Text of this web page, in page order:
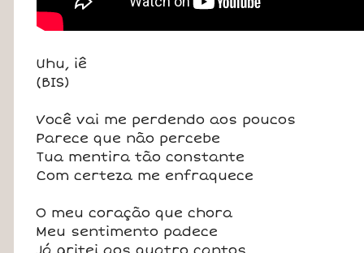
Uhu, iê
(BIS)
Você vai me perdendo aos poucos
Parece que não percebe
Tua mentira tão constante
Com certeza me enfraquece
O meu coração que chora
Meu sentimento padece